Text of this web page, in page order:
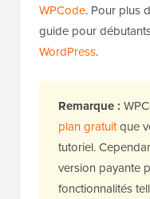
WPCode. Pour plus
guide pour
WordPress.
Remarque :
plan gratuitque
tutoriel.
version payante
fonctionnalités